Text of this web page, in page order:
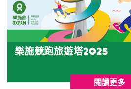
樂施競跑旅遊塔2025
閱讀更多